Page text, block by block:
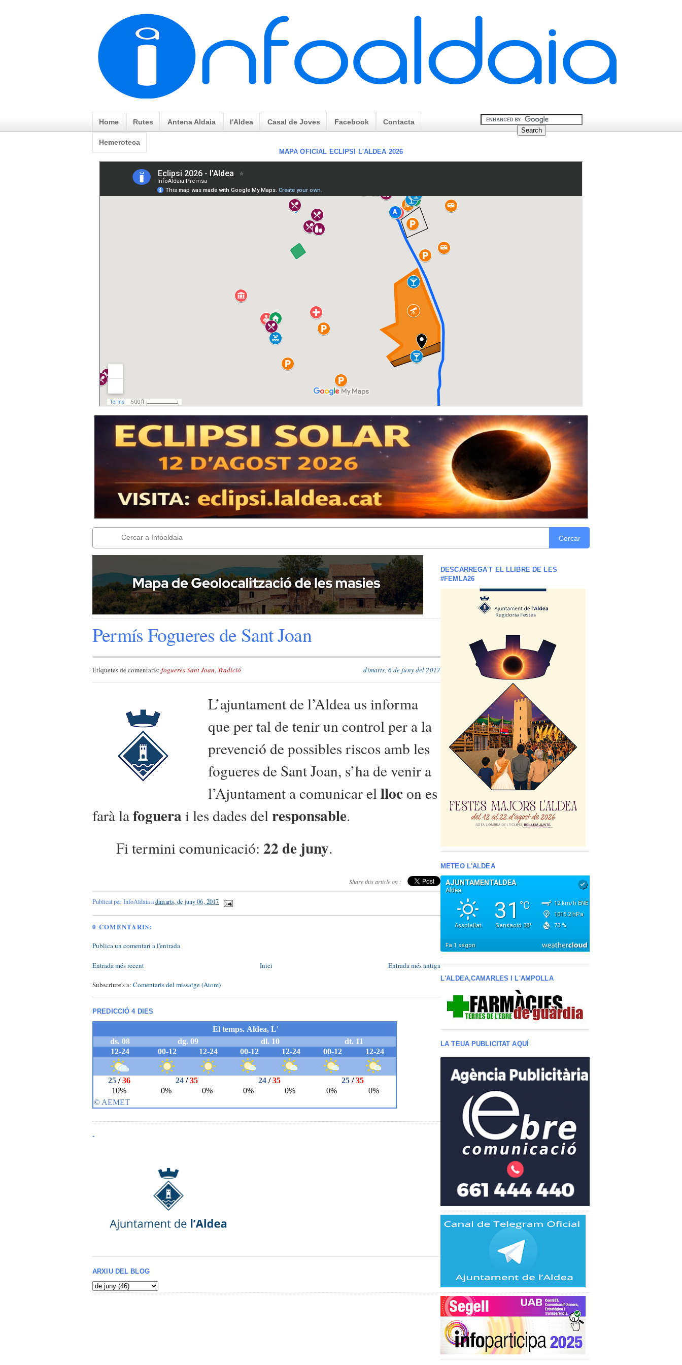
Home Rutes Antena Aldaia l'Aldea Casal de Joves Facebook Contacta
Hemeroteca
MAPA OFICIAL ECLIPSI L'ALDEA 2026
Cercar
Permís Fogueres de Sant Joan
dimarts, 6 de juny del 2017
Etiquetes de comentaris: fogueres Sant Joan, Tradició
L’ajuntament de l’Aldea us informa
que per tal de tenir un control per a la
prevenció de possibles riscos amb les
fogueres de Sant Joan, s’ha de venir a
l’Ajuntament a comunicar ellloc on es
farà lafoguera i les dades delresponsable.
Fi termini comunicació:22de juny.
Share this article on :
Publicat per InfoAldaiaadimarts, de juny 06, 2017
0 COMENTARIS:
Publica un comentari a l'entrada
Entrada més recent Entrada més antiga
Inici
Subscriure's a: Comentaris del missatge (Atom)
PREDICCIÓ 4 DIES
-
ARXIU DEL BLOG
DESCARREGA'T EL LLIBRE DE LES
#FEMLA26
METEO L'ALDEA
L'ALDEA,CAMARLES I L'AMPOLLA
LA TEUA PUBLICITAT AQUÍ